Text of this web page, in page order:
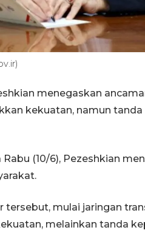
menegaskan
kekuatan, namun tanda
(10/6), Pezeshkian
tersebut, mulai jaringan
melainkan tanda